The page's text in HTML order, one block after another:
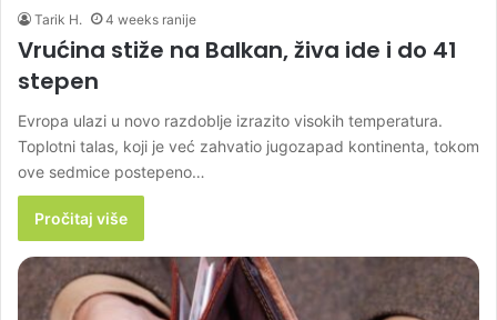
Tarik H. 4 weeks ranije
Vrućina stiže na Balkan, živa ide i do 41
stepen
Evropa ulazi u novo razdoblje izrazito visokih temperatura.
Toplotni talas, koji je već zahvatio jugozapad kontinenta, tokom
ove sedmice postepeno…
Pročitaj više